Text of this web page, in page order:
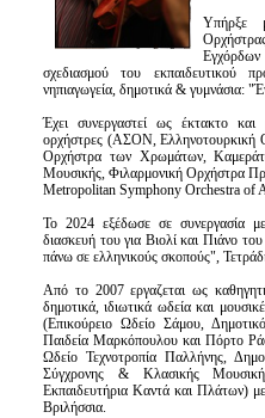
Υπήρξε
σχεδιασμού του εκπαιδευτικού
νηπιαγωγεία, δημοτικά & γυμνάσια:
Έχει συνεργαστεί ως έκτακτο και
ορχήστρες (ΑΣΟΝ, Ελληνοτουρκική
Ορχήστρα των Χρωμάτων,
Μουσικής, Φιλαρμονική Ορχήστρα
Metropolitan Symphony Orchestra of
Το 2024 εξέδωσε σε συνεργασία
διασκευή του για Βιολί και Πιάνο
πάνω σε ελληνικούς σκοπούς",
Από το 2007 εργαζεται ως
δημοτικά, ιδιωτικά ωδεία και
(Επικούρειο Ωδείο Σάμου,
Παιδεία Μαρκόπουλου και Πόρτο
Ωδείο Τεχνοτροπία Παλλήνης,
Σύγχρονης & Κλασικής
Εκπαιδευτήρια Καντά και Πλάτων)
Βριλήσσια.